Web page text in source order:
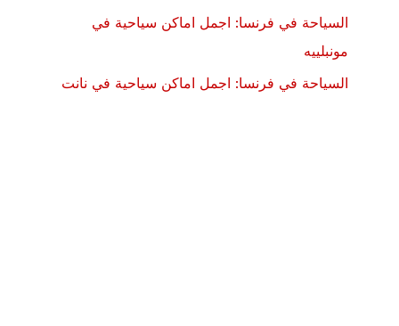
السياحة في فرنسا: اجمل اماكن سياحية في
مونبلييه
السياحة في فرنسا: اجمل اماكن سياحية في نانت